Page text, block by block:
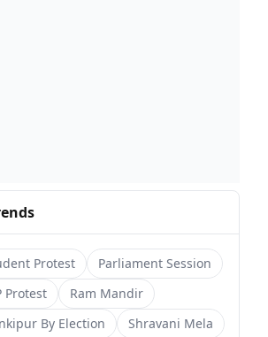
Protest
Parliament Session
Protest
Ram Mandir
By Election
Shravani Mela